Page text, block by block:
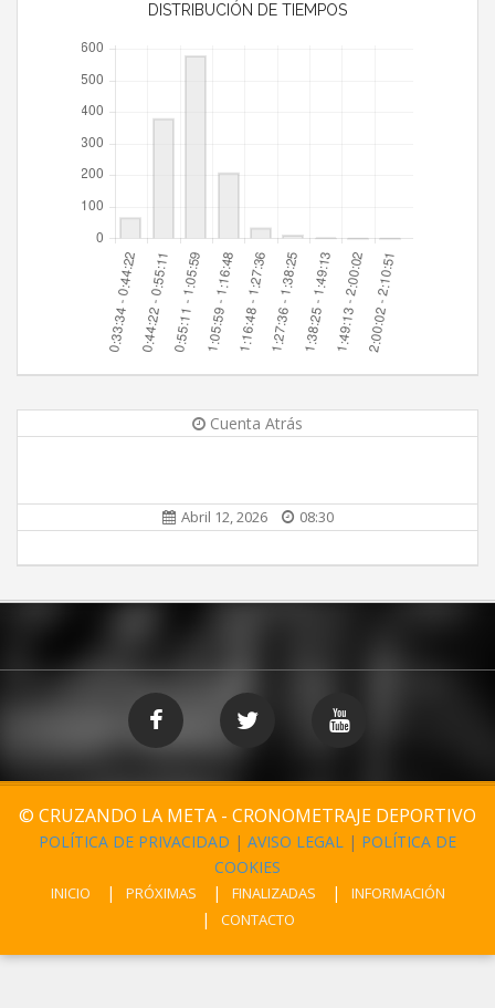
DISTRIBUCIÓN DE TIEMPOS
Cuenta Atrás
Abril 12, 2026 08:30
© CRUZANDO LA META - CRONOMETRAJE DEPORTIVO
POLÍTICA DE PRIVACIDAD | AVISO LEGAL | POLÍTICA DE
COOKIES
INICIO PRÓXIMAS FINALIZADAS
INFORMACIÓN
CONTACTO